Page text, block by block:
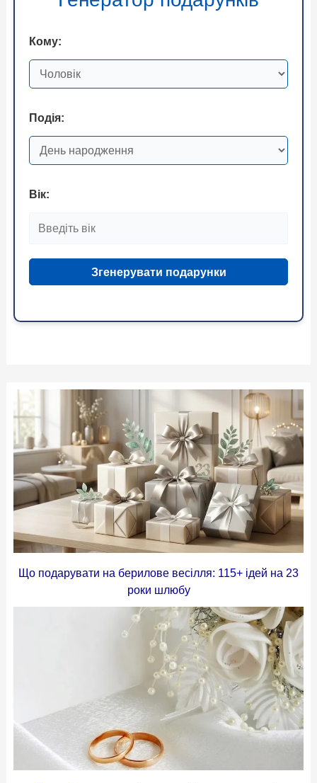
Кому:
Подія:
Вік:
Згенерувати подарунки
Що подарувати на берилове весілля: 115+ ідей на 23
роки шлюбу